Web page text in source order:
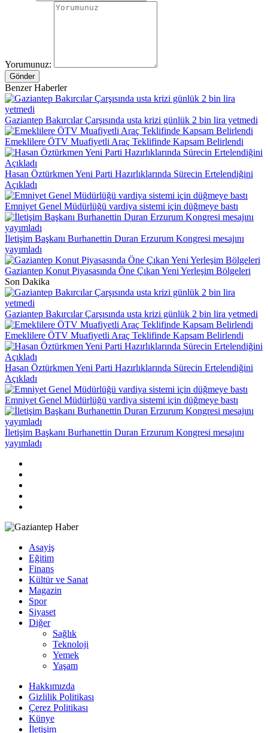
Yorumunuz:
Gönder
Benzer Haberler
Gaziantep Bakırcılar Çarşısında usta krizi günlük 2 bin lira yetmedi
Emeklilere ÖTV Muafiyetli Araç Teklifinde Kapsam Belirlendi
Hasan Öztürkmen Yeni Parti Hazırlıklarında Sürecin Ertelendiğini
Açıkladı
Emniyet Genel Müdürlüğü vardiya sistemi için düğmeye bastı
İletişim Başkanı Burhanettin Duran Erzurum Kongresi mesajını
yayımladı
Gaziantep Konut Piyasasında Öne Çıkan Yeni Yerleşim Bölgeleri
Son Dakika
Gaziantep Bakırcılar Çarşısında usta krizi günlük 2 bin lira yetmedi
Emeklilere ÖTV Muafiyetli Araç Teklifinde Kapsam Belirlendi
Hasan Öztürkmen Yeni Parti Hazırlıklarında Sürecin Ertelendiğini
Açıkladı
Emniyet Genel Müdürlüğü vardiya sistemi için düğmeye bastı
İletişim Başkanı Burhanettin Duran Erzurum Kongresi mesajını
yayımladı
Asayiş
Eğitim
Finans
Kültür ve Sanat
Magazin
Spor
Siyaset
Diğer
Sağlık
Teknoloji
Yemek
Yaşam
Hakkımızda
Gizlilik Politikası
Çerez Politikası
Künye
İletişim